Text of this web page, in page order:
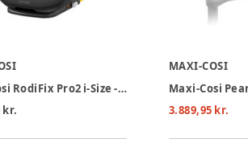
Maxi-Cosi RodiFix Pro2 i-Size - Authentic Black
kr.
MAXI-COSI
3.889,95 kr.